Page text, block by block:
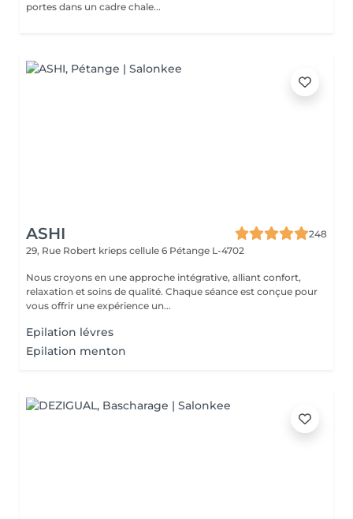
portes dans un cadre chale...
ASHI
248
29, Rue Robert krieps cellule 6 Pétange L-4702
Nous croyons en une approche intégrative, alliant confort,
relaxation et soins de qualité. Chaque séance est conçue pour
vous offrir une expérience un...
Epilation lévres
Epilation menton